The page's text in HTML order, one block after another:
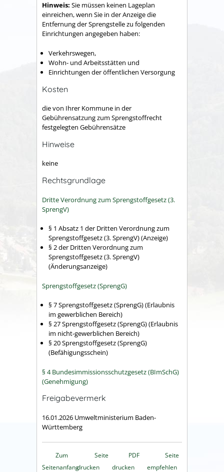
Hinweis: Sie müssen keinen Lageplan
einreichen, wenn Sie in der Anzeige die
Entfernung der Sprengstelle zu folgenden
Einrichtungen angegeben haben:
Verkehrswegen,
Wohn- und Arbeitsstätten und
Einrichtungen der öffentlichen Versorgung
Kosten
die von Ihrer Kommune in der
Gebührensatzung zum Sprengstoffrecht
festgelegten Gebührensätze
Hinweise
keine
Rechtsgrundlage
Dritte Verordnung zum Sprengstoffgesetz (3.
SprengV)
§ 1 Absatz 1 der Dritten Verordnung zum
Sprengstoffgesetz (3. SprengV) (Anzeige)
§ 2 der Dritten Verordnung zum
Sprengstoffgesetz (3. SprengV)
(Änderungsanzeige)
Sprengstoffgesetz (SprengG)
§ 7 Sprengstoffgesetz (SprengG) (Erlaubnis
im gewerblichen Bereich)
§ 27 Sprengstoffgesetz (SprengG) (Erlaubnis
im nicht-gewerblichen Bereich)
§ 20 Sprengstoffgesetz (SprengG)
(Befähigungsschein)
§ 4 Bundesimmissionsschutzgesetz (BImSchG)
(Genehmigung)
Freigabevermerk
16.01.2026 Umweltministerium Baden-
Württemberg
Zum
Seitenanfang
Seite
drucken
PDF
drucken
Seite
empfehlen